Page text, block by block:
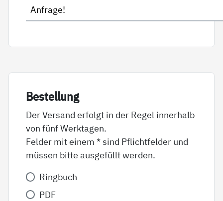
Anfrage!
Be­stel­lung
Der Versand erfolgt in der Regel innerhalb
von fünf Werktagen.
Felder mit einem * sind Pflichtfelder und
müssen bitte ausgefüllt werden.
Variante*
Ringbuch
PDF